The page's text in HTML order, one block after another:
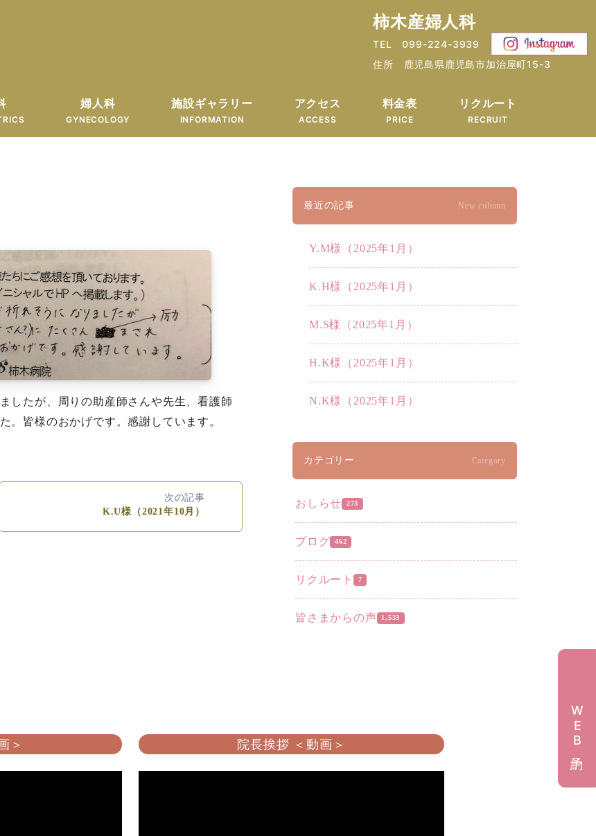
柿木産婦人科
TEL 099-224-3939
住所 鹿児島県鹿児島市加治屋町15-3
婦人科
GYNECOLOGY
施設ギャラリー
INFORMATION
アクセス
ACCESS
料金表
PRICE
リクルート
RECRUIT
WEB予約
したが、周りの助産師さんや先生、看護師
。皆様のおかげです。感謝しています。
次の記事
K.U様（2021年10月）
最近の記事 New column
Y.M様（2025年1月）
K.H様（2025年1月）
M.S様（2025年1月）
H.K様（2025年1月）
N.K様（2025年1月）
カテゴリー Category
おしらせ 273
ブログ 462
リクルート 7
皆さまからの声 1,533
＞ 院長挨拶 ＜動画＞